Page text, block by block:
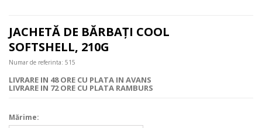
JACHETĂ DE BĂRBAŢI COOL
SOFTSHELL, 210G
Numar de referinta: 515
LIVRARE IN 48 ORE CU PLATA IN AVANS
LIVRARE IN 72 ORE CU PLATA RAMBURS
Mărime: